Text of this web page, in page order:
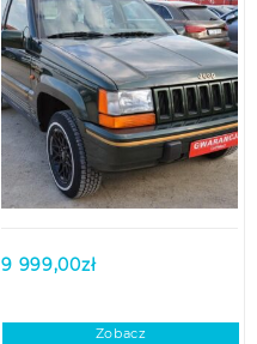
9 999,00zł
Zobacz